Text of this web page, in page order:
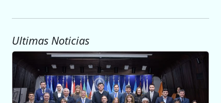
Ultimas Noticias